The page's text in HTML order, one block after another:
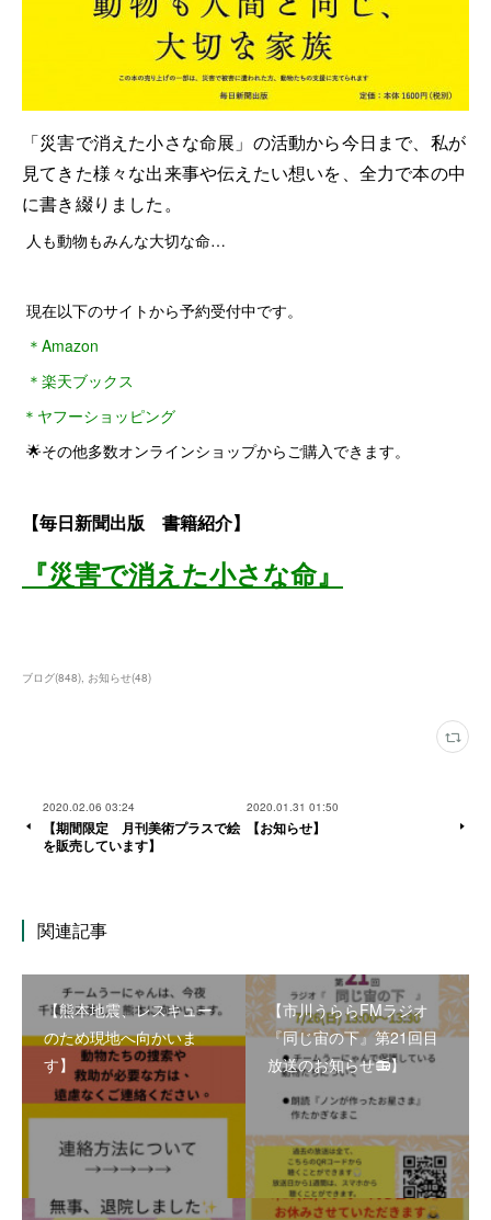
「災害で消えた小さな命展」の活動から今日まで、私が
見てきた様々な出来事や伝えたい想いを、全力で本の中
に書き綴りました。
人も動物もみんな大切な命…
現在以下のサイトから予約受付中です。
＊Amazon
＊楽天ブックス
＊ヤフーショッピング
🌟その他多数オンラインショップからご購入できます。
【毎日新聞出版 書籍紹介】
『災害で消えた小さな命』
ブログ(848) お知らせ(48)
2020.02.06 03:24
【期間限定 月刊美術プラスで絵
を販売しています】
2020.01.31 01:50
【お知らせ】
関連記事
【熊本地震、レスキュー
のため現地へ向かいま
す】
【市川うららFMラジオ
『同じ宙の下』第21回目
放送のお知らせ📻】